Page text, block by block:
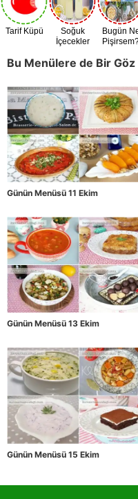
Tarif Küpü
Soğuk
İçecekler
Bugün
Bu Menülere de Bir Göz
Günün Menüsü 11 Ekim
Günün Menüsü 13 Ekim
Günün Menüsü 15 Ekim